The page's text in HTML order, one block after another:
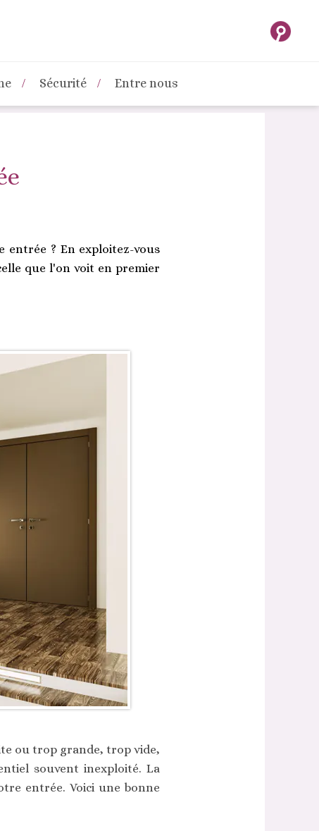
Sécurité Entre nous
entrée ? En exploitez-vous
que l'on voit en premier
ou trop grande, trop vide,
souvent inexploité. La
entrée. Voici une bonne